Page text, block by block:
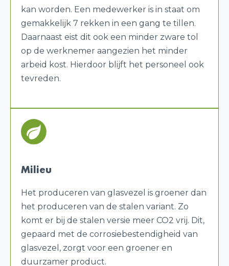
kan worden. Een medewerker is in staat om
gemakkelijk 7 rekken in een gang te tillen.
Daarnaast eist dit ook een minder zware tol
op de werknemer aangezien het minder
arbeid kost. Hierdoor blijft het personeel ook
tevreden.
Milieu
Het produceren van glasvezel is groener dan
het produceren van de stalen variant. Zo
komt er bij de stalen versie meer CO2 vrij. Dit,
gepaard met de corrosiebestendigheid van
glasvezel, zorgt voor een groener en
duurzamer product.